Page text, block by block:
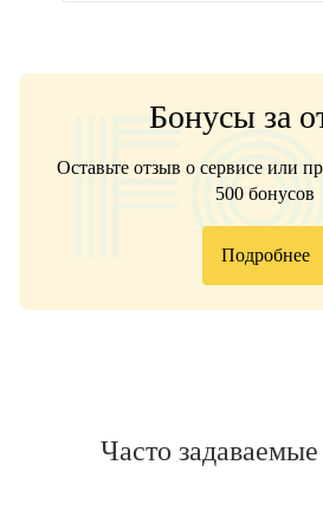
Бонусы за
Оставьте отзыв о сервисе или
500 бонусов
Подробнее
Часто